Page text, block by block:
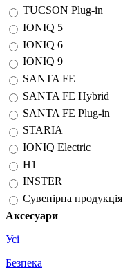
TUCSON Plug-in
IONIQ 5
IONIQ 6
IONIQ 9
SANTA FE
SANTA FE Hybrid
SANTA FE Plug-in
STARIA
IONIQ Electric
H1
INSTER
Сувенірна продукція
Аксесуари
Усі
Безпека